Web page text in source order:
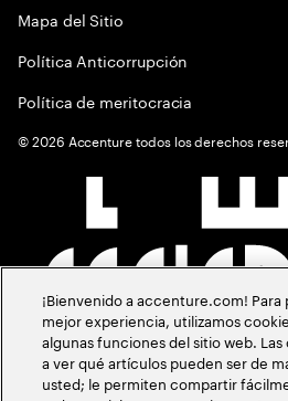
Mapa del Sitio
Política Anticorrupción
Política de meritocracia
©2026 Accenture todos los derechos
¡Bienvenido a accenture.com!
mejor experiencia, utilizamos
algunas funciones del sitio web.
a ver qué artículos pueden ser de
usted; le permiten compartir